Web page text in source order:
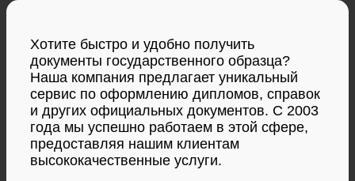
Хотите быстро и удобно получить
документы государственного образца?
Наша компания предлагает уникальный
сервис по оформлению дипломов, справок
и других официальных документов. С 2003
года мы успешно работаем в этой сфере,
предоставляя нашим клиентам
высококачественные услуги.